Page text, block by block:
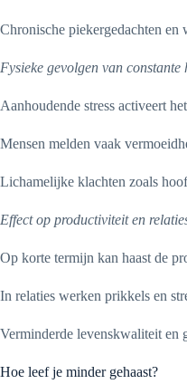
Chronische piekergedachten en
Fysieke gevolgen van constante
Aanhoudende stress activeert
Mensen melden vaak
Lichamelijke klachten zoals
Effect op productiviteit en
Op korte termijn kan haast de
In relaties werken prikkels en
Verminderde levenskwaliteit en
Hoe leef je minder gehaast?